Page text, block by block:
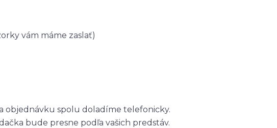
vám máme zaslať)
objednávku spolu doladíme telefonicky.
bude presne podľa vašich predstáv.